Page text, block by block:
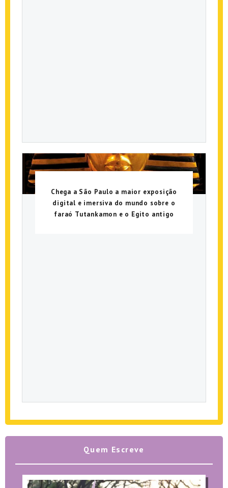
Chega a São Paulo a maior exposição
digital e imersiva do mundo sobre o
faraó Tutankamon e o Egito antigo
Quem Escreve